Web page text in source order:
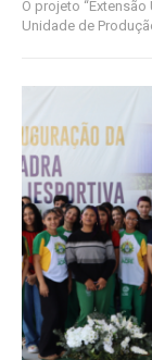
O projeto
Unidade de